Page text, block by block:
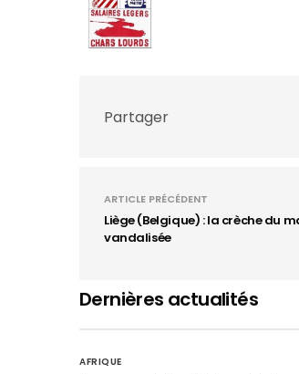
Partager
ARTICLE PRÉCÉDENT
Liège (Belgique) : la crèche du
vandalisée
Dernières actualités
AFRIQUE